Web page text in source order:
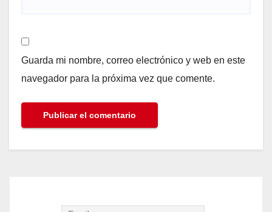
Guarda mi nombre, correo electrónico y web en este
navegador para la próxima vez que comente.